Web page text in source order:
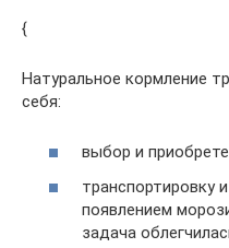
{
Натуральное кормление
себя:
выбор и
транспортировку
появлением
задача